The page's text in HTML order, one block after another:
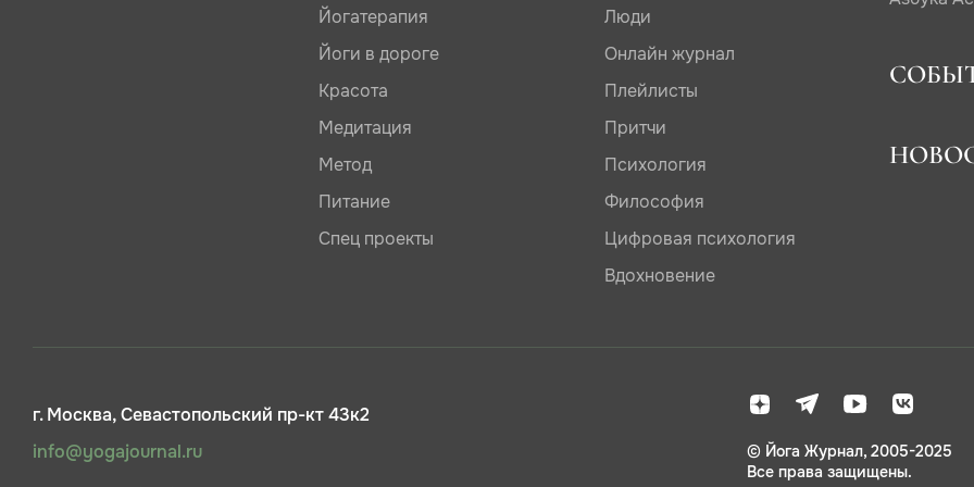
Йогатерапия
Йоги в дороге
Красота
Медитация
Метод
Питание
Спец проекты
Люди
Онлайн журнал
Плейлисты
Притчи
Психология
Философия
Цифровая психология
Вдохновение
г. Москва, Севастопольский пр-кт 43к2
info@yogajournal.ru
© Йога Журнал, 2005-2025
Все права защищены.